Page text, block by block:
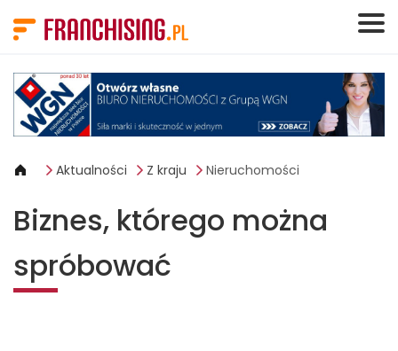
Aktualności Z kraju Nieruchomości
Biznes, którego można
spróbować